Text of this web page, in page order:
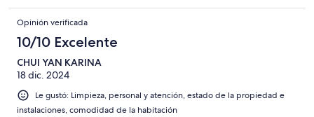
Opinión verificada
10/10 Excelente
CHUI YAN KARINA
18 dic. 2024
Le gustó: Limpieza, personal y atención, estado de la propiedad e
instalaciones, comodidad de la habitación